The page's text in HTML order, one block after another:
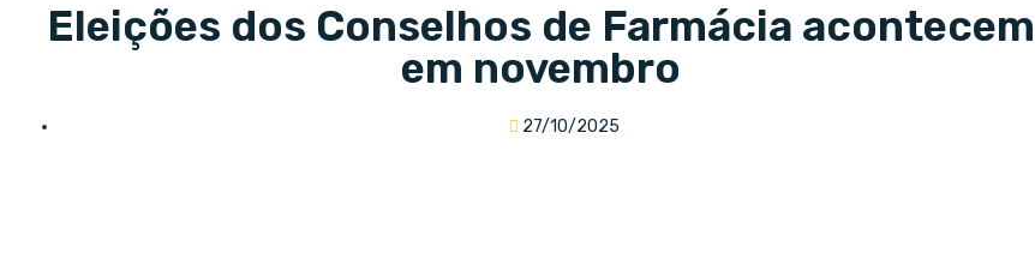
Eleições dos Conselhos de Farmácia acontecem
em novembro
27/10/2025